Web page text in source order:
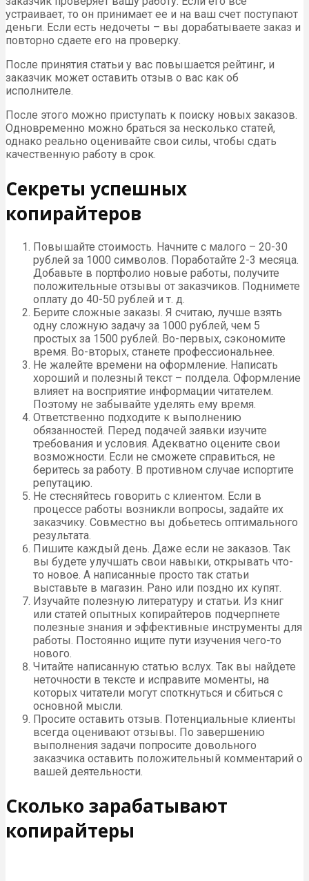
устраивает, то он принимает ее и на ваш счет поступают
деньги. Если есть недочеты – вы дорабатываете заказ и
повторно сдаете его на проверку.
После принятия статьи у вас повышается рейтинг, и
заказчик может оставить отзыв о вас как об
исполнителе.
После этого можно приступать к поиску новых заказов.
Одновременно можно браться за несколько статей,
однако реально оценивайте свои силы, чтобы сдать
качественную работу в срок.
Секреты успешных
копирайтеров
Повышайте стоимость. Начните с малого – 20-30
рублей за 1000 символов. Поработайте 2-3 месяца.
Добавьте в портфолио новые работы, получите
положительные отзывы от заказчиков. Поднимете
оплату до 40-50 рублей и т. д.
Берите сложные заказы. Я считаю, лучше взять
одну сложную задачу за 1000 рублей, чем 5
простых за 1500 рублей. Во-первых, сэкономите
время. Во-вторых, станете профессиональнее.
Не жалейте времени на оформление. Написать
хороший и полезный текст – полдела. Оформление
влияет на восприятие информации читателем.
Поэтому не забывайте уделять ему время.
Ответственно подходите к выполнению
обязанностей. Перед подачей заявки изучите
требования и условия. Адекватно оцените свои
возможности. Если не сможете справиться, не
беритесь за работу. В противном случае испортите
репутацию.
Не стесняйтесь говорить с клиентом. Если в
процессе работы возникли вопросы, задайте их
заказчику. Совместно вы добьетесь оптимального
результата.
Пишите каждый день. Даже если не заказов. Так
вы будете улучшать свои навыки, открывать что-
то новое. А написанные просто так статьи
выставьте в магазин. Рано или поздно их купят.
Изучайте полезную литературу и статьи. Из книг
или статей опытных копирайтеров подчерпнете
полезные знания и эффективные инструменты для
работы. Постоянно ищите пути изучения чего-то
нового.
Читайте написанную статью вслух. Так вы найдете
неточности в тексте и исправите моменты, на
которых читатели могут споткнуться и сбиться с
основной мысли.
Просите оставить отзыв. Потенциальные клиенты
всегда оценивают отзывы. По завершению
выполнения задачи попросите довольного
заказчика оставить положительный комментарий о
вашей деятельности.
Сколько зарабатывают
копирайтеры